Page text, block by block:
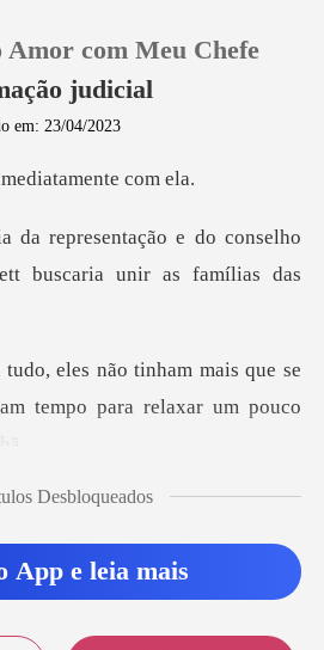
Amor com Meu Chefe
judicial
em: 23/04/2023
e do conselho
ais que se
tempo pa
brilhaDesbloqueados
App e leia mais